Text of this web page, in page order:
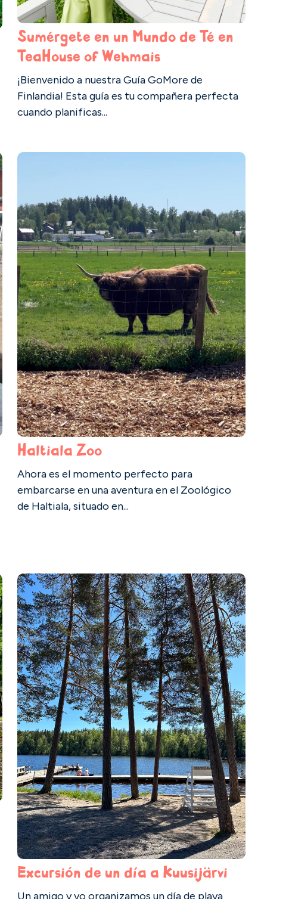
Sumérgete en un Mundo de Té en
TeaHouse of Wehmais
¡Bienvenido a nuestra Guía GoMore de
Finlandia! Esta guía es tu compañera perfecta
cuando planificas...
Haltiala Zoo
Ahora es el momento perfecto para
embarcarse en una aventura en el Zoológico
de Haltiala, situado en...
Excursión de un día a Kuusijärvi
Un amigo y yo organizamos un día de playa